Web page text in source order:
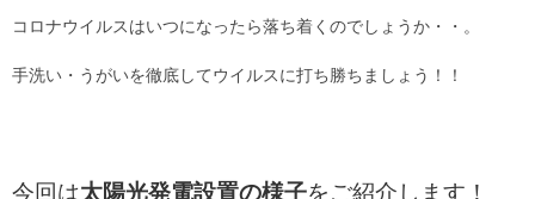
コロナウイルスはいつになったら落ち着くのでしょうか・・。
手洗い・うがいを徹底してウイルスに打ち勝ちましょう！！
今回は太陽光発電設置の様子をご紹介します！